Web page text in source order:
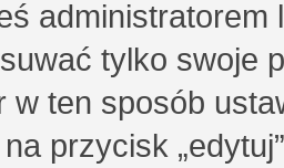
tylko swoje
w ten sposób
przycisk